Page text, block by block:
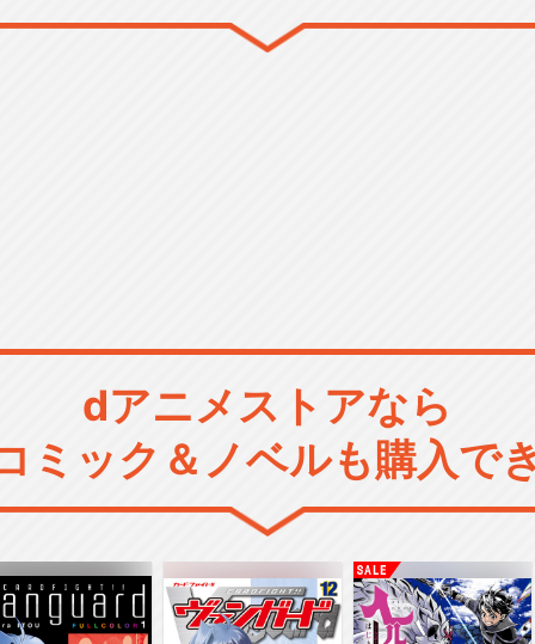
dアニメストアなら
ミック＆ノベルも購入で